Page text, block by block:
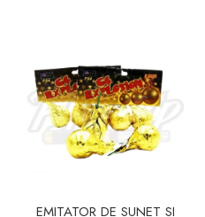
EMITATOR DE SUNET SI